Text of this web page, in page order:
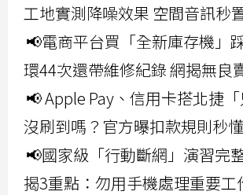
工地實測降噪效果 空間音訊秒
📢電商平台買「全新庫存機」
環44次還帶維修紀錄 網揭無良
📢 Apple Pay、信用卡搭北捷
沒刷到嗎？官方曝扣款規則秒懂
📢國家級「行動斷網」演習完
揭3重點：勿用手機處理重要工